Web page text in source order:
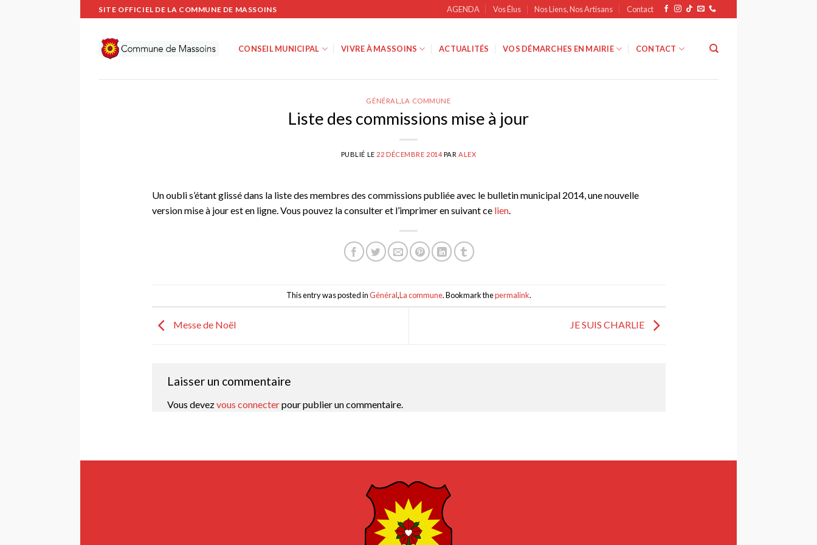
Passer
au
contenu
SITE OFFICIEL DE LA COMMUNE DE MASSOINS AGENDA Vos Élus Nos Liens, Nos Artisans Contact
CONSEIL MUNICIPAL VIVRE À MASSOINS ACTUALITÉS VOS DÉMARCHES EN MAIRIE CONTACT
GÉNÉRAL LA COMMUNE
Liste des commissions mise à jour
PUBLIÉ LE 22 DÉCEMBRE 2014 PAR ALEX
Un oubli s’étant glissé dans la liste des membres des commissions publiée avec le bulletin municipal 2014, une nouvelle
version mise à jour est en ligne. Vous pouvez la consulter et l’imprimer en suivant ce lien.
This entry was posted inGénéral,La commune. Bookmark thepermalink.
Messe de Noël JE SUIS CHARLIE
Laisser un commentaire
Vous devezvous connecterpour publier un commentaire.